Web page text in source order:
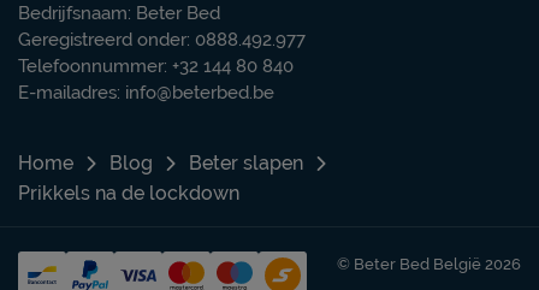
Bedrijfsnaam: Beter Bed
Geregistreerd onder: 0888.492.977
Telefoonnummer: +32 144 80 840
E-mailadres: info@beterbed.be
Home Blog
Beter slapen
Prikkels na de lockdown
© Beter Bed België 2026